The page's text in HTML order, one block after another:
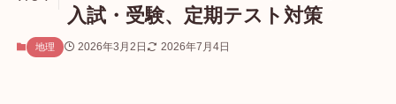
入試・受験、定期テスト対策
地理 2026年3月2日 2026年7月4日